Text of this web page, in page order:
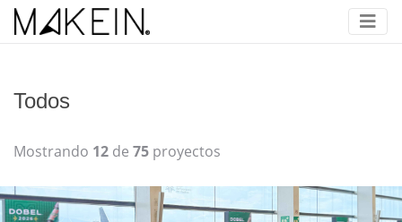
Todos
Mostrando 12 de 75 proyectos